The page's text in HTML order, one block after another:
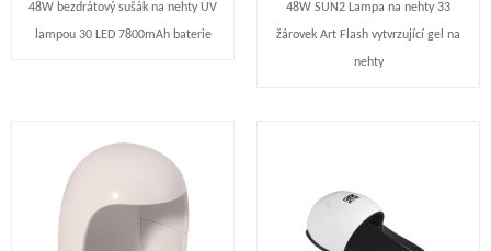
48W bezdrátový sušák na nehty UV
lampou 30 LED 7800mAh baterie
48W SUN2 Lampa na nehty 33
žárovek Art Flash vytvrzující gel na
nehty